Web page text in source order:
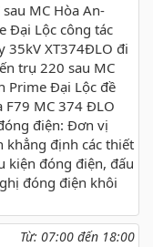
MC Hòa An-
Đại Lộc công tác
35kV XT374ĐLO đi
trụ 220 sau MC
Prime Đại Lộc đề
F79 MC 374 ĐLO
điện: Đơn vị
khẳng định các thiết
kiện đóng điện, đấu
đóng điện khôi
Từ: 07:00 đến 18:00